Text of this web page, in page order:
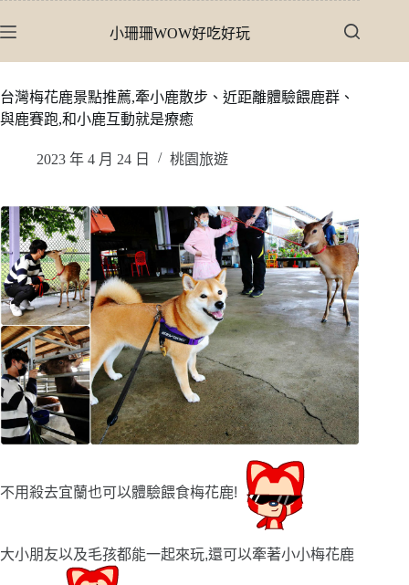
至
內
容
小珊珊WOW好吃好玩
台灣梅花鹿景點推薦,牽小鹿散步、近距離體驗餵鹿群、
與鹿賽跑,和小鹿互動就是療癒
2023 年 4 月 24 日 桃園旅遊
不用殺去宜蘭也可以體驗餵食梅花鹿!
大小朋友以及毛孩都能一起來玩,還可以牽著小小梅花鹿